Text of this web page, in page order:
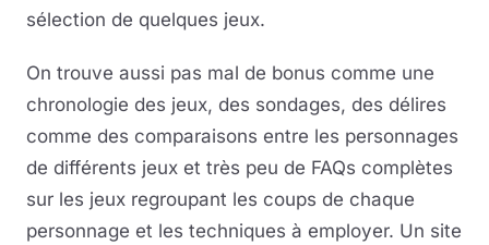
sélection de quelques jeux.
On trouve aussi pas mal de bonus comme une
chronologie des jeux, des sondages, des délires
comme des comparaisons entre les personnages
de différents jeux et très peu de FAQs complètes
sur les jeux regroupant les coups de chaque
personnage et les techniques à employer. Un site